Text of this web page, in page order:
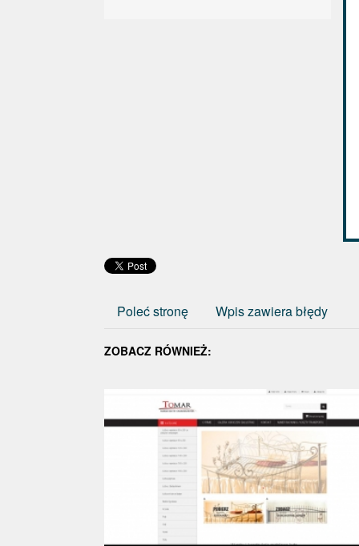
Poleć stronę Wpis zawiera błędy
ZOBACZ RÓWNIEŻ: